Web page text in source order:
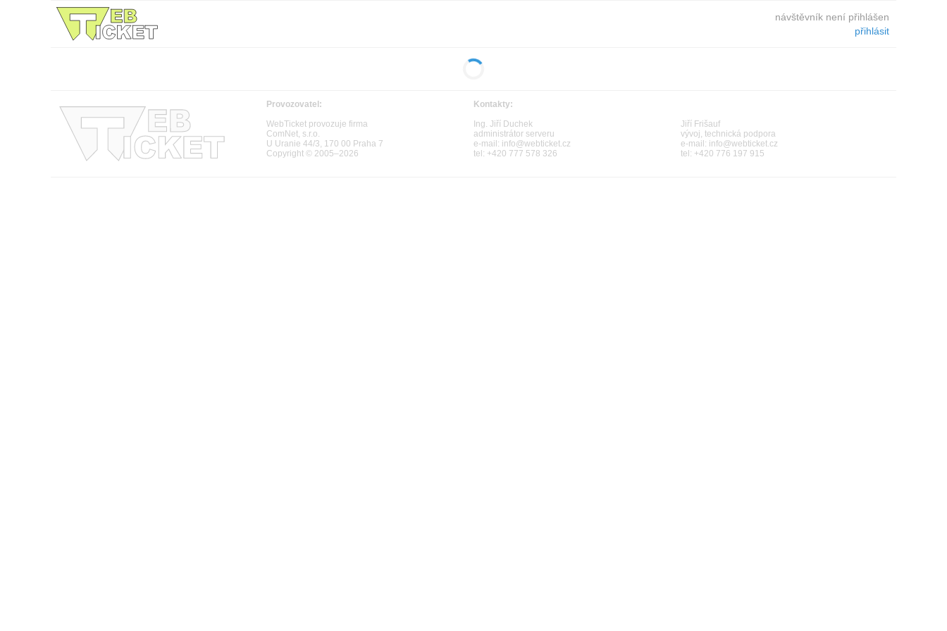
návštěvník není přihlášen
přihlásit
Provozovatel:
WebTicket provozuje firma
ComNet, s.r.o.
U Uranie 44/3, 170 00 Praha 7
Copyright © 2005–2026
Kontakty:
Ing. Jiří Duchek
administrátor serveru
e-mail: info@webticket.cz
tel: +420 777 578 326
Jiří Frišauf
vývoj, technická podpora
e-mail: info@webticket.cz
tel: +420 776 197 915